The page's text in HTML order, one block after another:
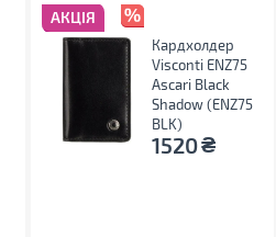
АКЦІЯ
Кардхолдер
Visconti ENZ75
Ascari Black
Shadow (ENZ75
BLK)
1520₴